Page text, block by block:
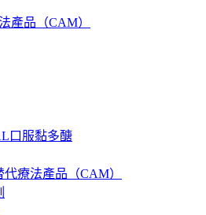
產品（CAM）
口服黏多醣
療法產品（CAM）